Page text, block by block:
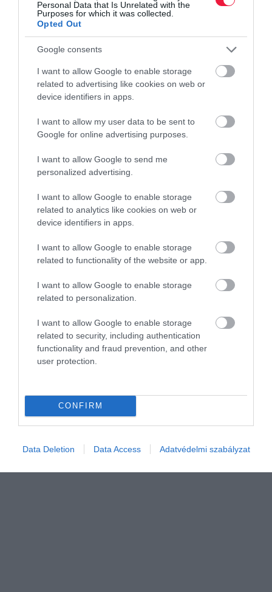
Personal Data that Is Unrelated with the
Purposes for which it was collected.
Opted Out
Google consents
I want to allow Google to enable storage
related to advertising like cookies on web or
device identifiers in apps.
I want to allow my user data to be sent to
Google for online advertising purposes.
I want to allow Google to send me
personalized advertising.
I want to allow Google to enable storage
related to analytics like cookies on web or
device identifiers in apps.
I want to allow Google to enable storage
related to functionality of the website or app.
I want to allow Google to enable storage
related to personalization.
I want to allow Google to enable storage
related to security, including authentication
functionality and fraud prevention, and other
user protection.
CONFIRM
Data Deletion Data Access Adatvédelmi szabályzat
ezért egyél babot
a leginkább fenntartható élelmiszerek közé tartoznak.